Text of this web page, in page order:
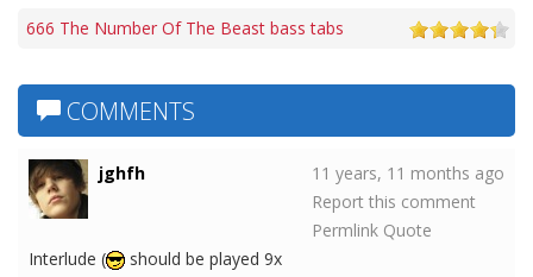
666 The Number Of The Beast bass tabs
COMMENTS
jghfh
11 years, 11 months ago
Report this comment
Permlink Quote
Interlude (
should be played 9x